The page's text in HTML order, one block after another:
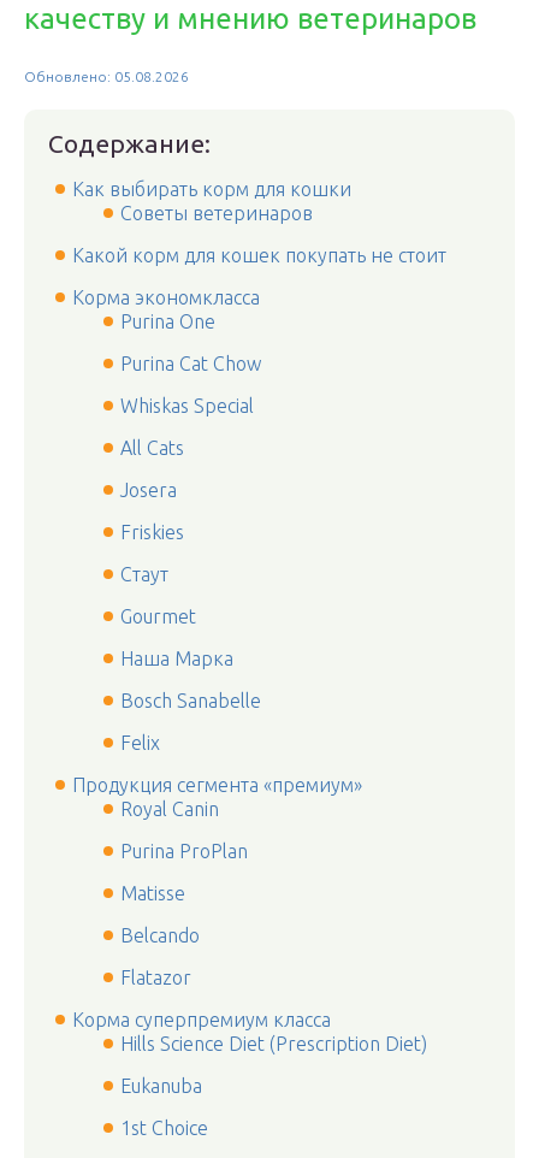
качеству и мнению ветеринаров
Обновлено: 05.08.2026
Содержание:
Как выбирать корм для кошки
Советы ветеринаров
Какой корм для кошек покупать не стоит
Корма экономкласса
Purina One
Purina Cat Chow
Whiskas Special
All Cats
Josera
Friskies
Стаут
Gourmet
Наша Марка
Bosch Sanabelle
Felix
Продукция сегмента «премиум»
Royal Canin
Purina ProPlan
Matisse
Belcando
Flatazor
Корма суперпремиум класса
Hills Science Diet (Prescription Diet)
Eukanuba
1st Choice